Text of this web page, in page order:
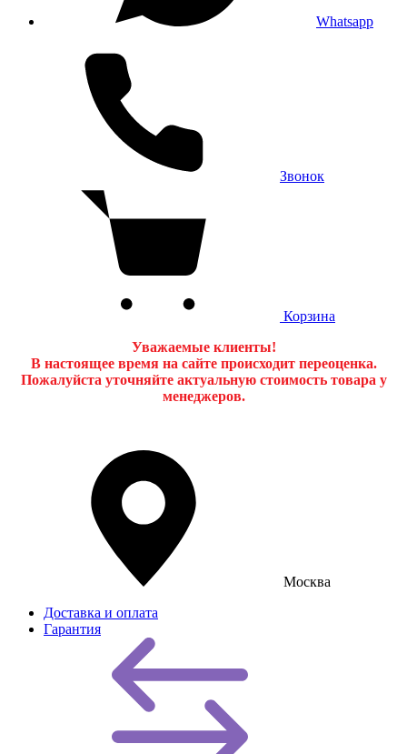
Whatsapp
Звонок
Корзина
Уважаемые клиенты!
В настоящее время на сайте происходит переоценка.
Пожалуйста уточняйте актуальную стоимость товара у
менеджеров.
Москва
Доставка и оплата
Гарантия